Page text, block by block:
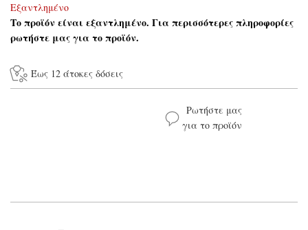
Εξαντλημένο
Το προϊόν είναι εξαντλημένο. Για περισσότερες πληροφορίες
ρωτήστε μας για το προϊόν.
Έως 12 άτοκες δόσεις
Ρωτήστε μας
για το προϊόν